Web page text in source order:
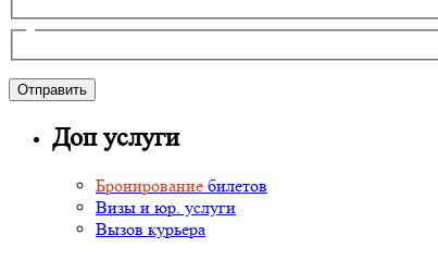
Доп услуги
Бронирование билетов
Визы и юр. услуги
Вызов курьера